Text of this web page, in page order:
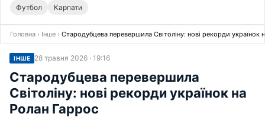
Футбол Карпати
Головна › Інше › Стародубцева перевершила Світоліну: нові рекорди українок
ІНШЕ 28 травня 2026 · 19:16
Стародубцева перевершила
Світоліну: нові рекорди українок на
Ролан Гаррос